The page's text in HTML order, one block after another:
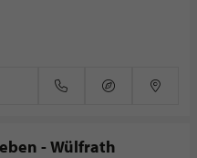
- Wülfrath